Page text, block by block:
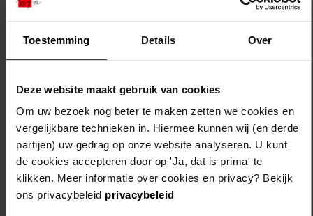
Toestemming Details Over
Deze website maakt gebruik van cookies
Om uw bezoek nog beter te maken zetten we cookies en
vergelijkbare technieken in. Hiermee kunnen wij (en derde
partijen) uw gedrag op onze website analyseren. U kunt
de cookies accepteren door op 'Ja, dat is prima' te
klikken. Meer informatie over cookies en privacy? Bekijk
ons privacybeleid privacybeleid